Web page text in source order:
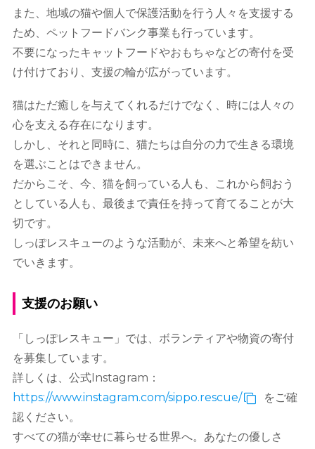
また、地域の猫や個人で保護活動を行う人々を支援する
ため、ペットフードバンク事業も行っています。
不要になったキャットフードやおもちゃなどの寄付を受
け付けており、支援の輪が広がっています。
猫はただ癒しを与えてくれるだけでなく、時には人々の
心を支える存在になります。
しかし、それと同時に、猫たちは自分の力で生きる環境
を選ぶことはできません。
だからこそ、今、猫を飼っている人も、これから飼おう
としている人も、最後まで責任を持って育てることが大
切です。
しっぽレスキューのような活動が、未来へと希望を紡い
でいきます。
支援のお願い
「しっぽレスキュー」では、ボランティアや物資の寄付
を募集しています。
詳しくは、公式Instagram：
https://www.instagram.com/sippo.rescue/
をご確
認ください。
すべての猫が幸せに暮らせる世界へ。あなたの優しさ